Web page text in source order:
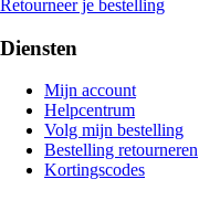
Retourneer je bestelling
Diensten
Mijn account
Helpcentrum
Volg mijn bestelling
Bestelling retourneren
Kortingscodes